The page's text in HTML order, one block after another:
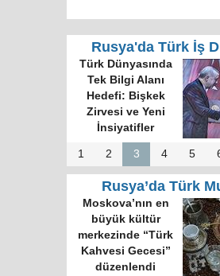
Rusya'da Türk İş
Türk Dünyasında
Tek Bilgi Alanı
Hedefi: Bişkek
Zirvesi ve Yeni
İnsiyatifler
1 2 3 4 5
Rusya’da Türk
Moskova’nın en
büyük kültür
merkezinde “Türk
Kahvesi Gecesi”
düzenlendi